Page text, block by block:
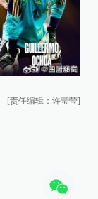
[责任编辑：许莹莹]